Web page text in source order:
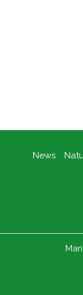
News